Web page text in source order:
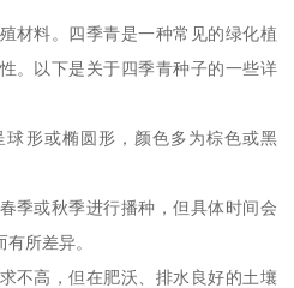
材料。四季青是一种常见的绿化植
。以下是关于四季青种子的一些详
形或椭圆形，颜色多为棕色或黑
季或秋季进行播种，但具体时间会
所差异。
不高，但在肥沃、排水良好的土壤